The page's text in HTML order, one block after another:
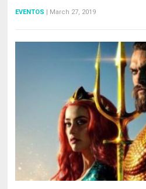
EVENTOS | March 27, 2019